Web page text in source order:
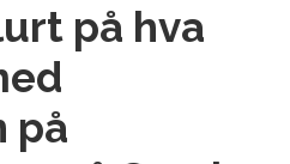
på hva
på